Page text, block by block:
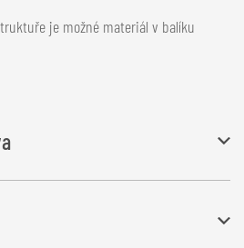
je možné materiál v balíku
je skladování odpadů. Některé
a využívají jako náhradní paliva.